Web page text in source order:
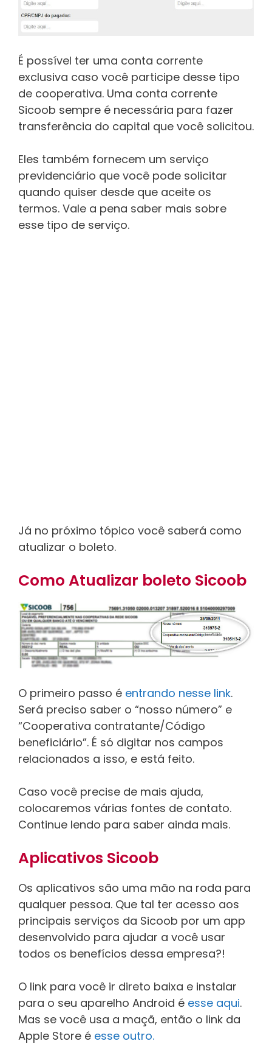
É possível ter uma conta corrente
exclusiva caso você participe desse tipo
de cooperativa. Uma conta corrente
Sicoob sempre é necessária para fazer
transferência do capital que você solicitou.
Eles também fornecem um serviço
previdenciário que você pode solicitar
quando quiser desde que aceite os
termos. Vale a pena saber mais sobre
esse tipo de serviço.
Já no próximo tópico você saberá como
atualizar o boleto.
Como Atualizar boleto Sicoob
O primeiro passo é entrando nesse link.
Será preciso saber o “nosso número” e
“Cooperativa contratante/Código
beneficiário”. É só digitar nos campos
relacionados a isso, e está feito.
Caso você precise de mais ajuda,
colocaremos várias fontes de contato.
Continue lendo para saber ainda mais.
Aplicativos Sicoob
Os aplicativos são uma mão na roda para
qualquer pessoa. Que tal ter acesso aos
principais serviços da Sicoob por um app
desenvolvido para ajudar a você usar
todos os benefícios dessa empresa?!
O link para você ir direto baixa e instalar
para o seu aparelho Android é esse aqui.
Mas se você usa a maçã, então o link da
Apple Store é esse outro.